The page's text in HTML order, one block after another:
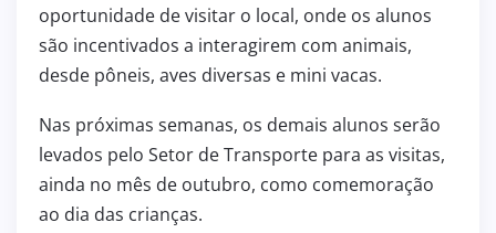
oportunidade de visitar o local, onde os alunos
são incentivados a interagirem com animais,
desde pôneis, aves diversas e mini vacas.
Nas próximas semanas, os demais alunos serão
levados pelo Setor de Transporte para as visitas,
ainda no mês de outubro, como comemoração
ao dia das crianças.